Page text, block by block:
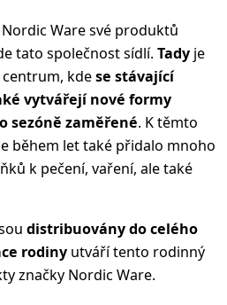
Ware své produktů
tato společnost sídlí. Tady je
kdese stávající
vytvářejí nové formy
sezóně zaměřené. K těmto
během let také přidalo mnoho
k pečení, vaření, ale také
distribuovány do celého
rodiny utváří tento rodinný
značky Nordic Ware.